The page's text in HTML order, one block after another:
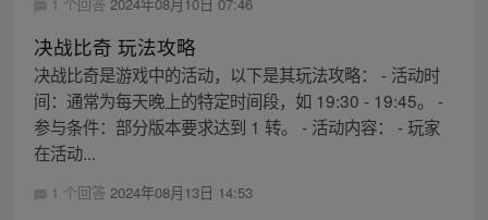
决战比奇 玩法攻略
决战比奇是游戏中的活动，以下是其玩法攻略： - 活动时
间：通常为每天晚上的特定时间段，如 19:30 - 19:45。 -
参与条件：部分版本要求达到 1 转。 - 活动内容： - 玩家
在活动...
1 个回答 2024年08月13日 14:53